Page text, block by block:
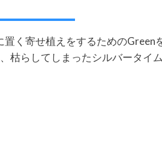
く寄せ植えをするためのGreen
枯らしてしまったシルバータイ